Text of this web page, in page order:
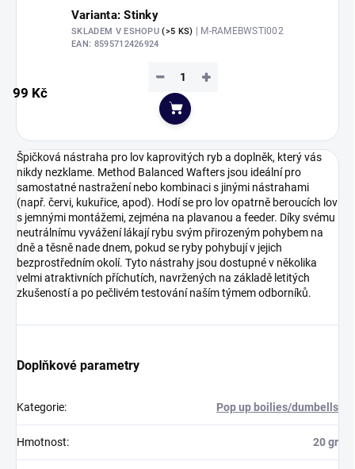
Varianta: Stinky
SKLADEM V ESHOPU(>5 KS) | M-RAMEBWSTI002
EAN: 8595712426924
99 Kč
+
−
Do košíku
Špičková nástraha pro lov kaprovitých ryb a doplněk, který vás
nikdy nezklame. Method Balanced Wafters jsou ideální pro
samostatné nastražení nebo kombinaci s jinými nástrahami
(např. červi, kukuřice, apod). Hodí se pro lov opatrně beroucích lov
s jemnými montážemi, zejména na plavanou a feeder. Díky svému
neutrálnímu vyvážení lákají rybu svým přirozeným pohybem na
dně a těsně nade dnem, pokud se ryby pohybují v jejich
bezprostředním okolí. Tyto nástrahy jsou dostupné v několika
velmi atraktivních příchutích, navržených na základě letitých
zkušeností a po pečlivém testování naším týmem odborníků.
Doplňkové parametry
Kategorie: Pop up boilies/dumbells
Hmotnost: 20 gr